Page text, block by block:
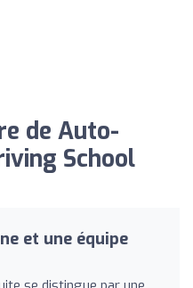
de Auto-
School
et une équipe